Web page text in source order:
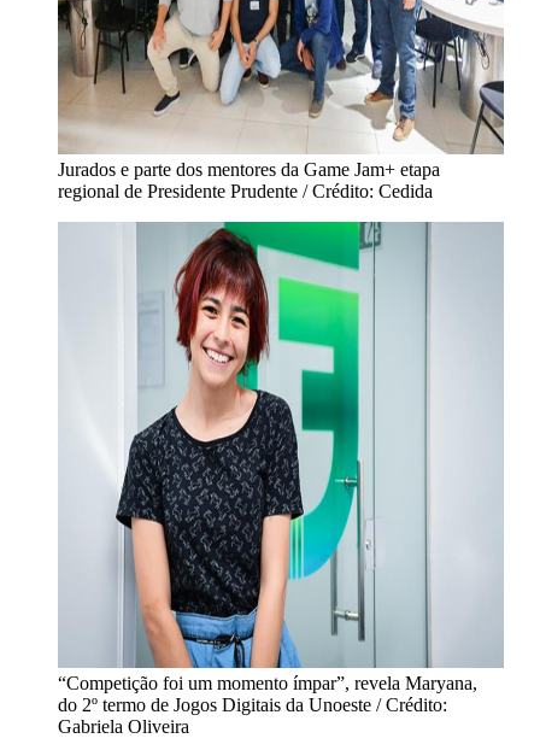
Jurados e parte dos mentores da Game Jam+ etapa
regional de Presidente Prudente / Crédito: Cedida
“Competição foi um momento ímpar”, revela Maryana,
do 2º termo de Jogos Digitais da Unoeste / Crédito:
Gabriela Oliveira